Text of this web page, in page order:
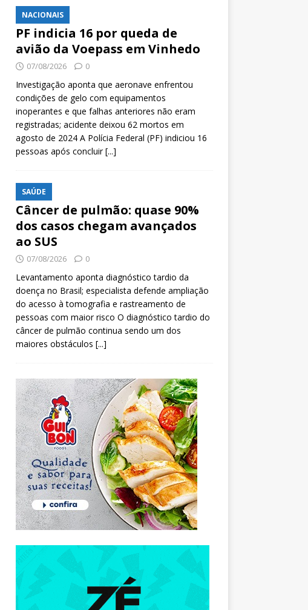
NACIONAIS
PF indicia 16 por queda de
avião da Voepass em Vinhedo
07/08/2026 0
Investigação aponta que aeronave enfrentou
condições de gelo com equipamentos
inoperantes e que falhas anteriores não eram
registradas; acidente deixou 62 mortos em
agosto de 2024 A Polícia Federal (PF) indiciou 16
pessoas após concluir[...]
SAÚDE
Câncer de pulmão: quase 90%
dos casos chegam avançados
ao SUS
07/08/2026 0
Levantamento aponta diagnóstico tardio da
doença no Brasil; especialista defende ampliação
do acesso à tomografia e rastreamento de
pessoas com maior risco O diagnóstico tardio do
câncer de pulmão continua sendo um dos
maiores obstáculos [...]